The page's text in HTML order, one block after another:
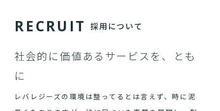
RECRU IT 採用について
社会的に価値あるサービスを、とも
に
レバレジーズの環境は整ってるとは言えず、時に泥